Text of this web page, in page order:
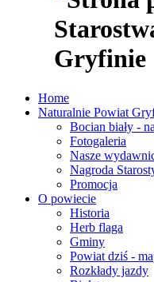
Home
Naturalnie Powiat
Bocian biały -
Fotogaleria
Nasze
Nagroda
Promocja
O powiecie
Historia
Herb flaga
Gminy
Powiat dziś -
Rozkłady jazdy